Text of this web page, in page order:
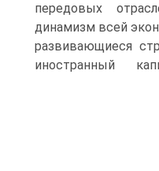
передовых
динамизм всей
развивающиеся
иностранный